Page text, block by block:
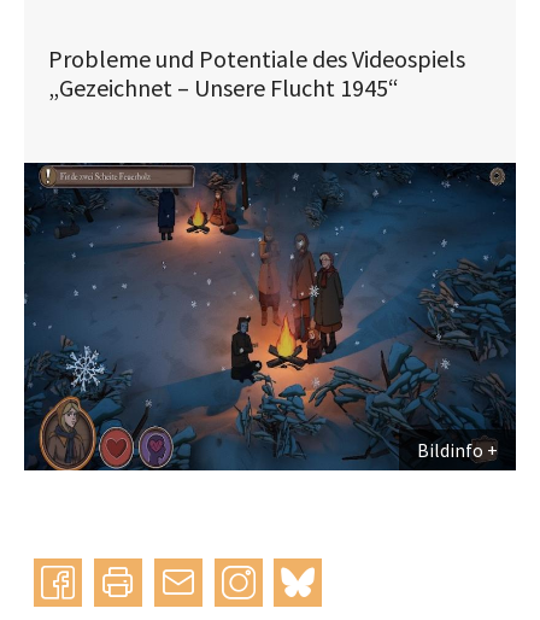
Probleme und Potentiale des Videospiels
„Gezeichnet – Unsere Flucht 1945“
Bildinfo
Instagram
bluesky